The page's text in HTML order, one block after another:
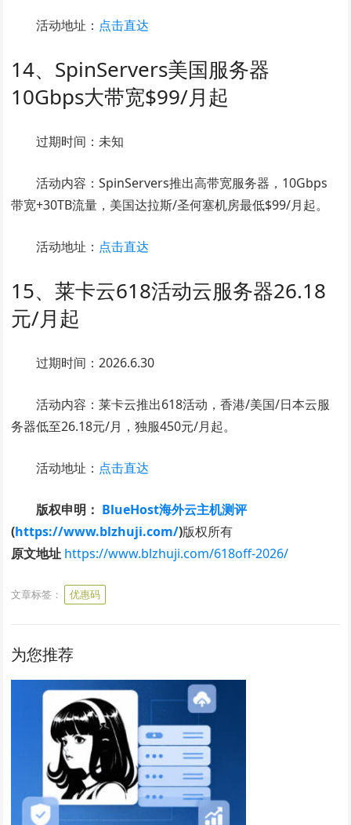
活动地址： 点击直达
14、SpinServers美国服务器
10Gbps大带宽$99/月起
过期时间：未知
活动内容：SpinServers推出高带宽服务器，10Gbps
带宽+30TB流量，美国达拉斯/圣何塞机房最低$99/月起。
活动地址： 点击直达
15、莱卡云618活动云服务器26.18
元/月起
过期时间：2026.6.30
活动内容：莱卡云推出618活动，香港/美国/日本云服
务器低至26.18元/月，独服450元/月起。
活动地址： 点击直达
版权申明： BlueHost海外云主机测评
(https://www.blzhuji.com/)版权所有
原文地址 https://www.blzhuji.com/618off-2026/
文章标签： 优惠码
为您推荐